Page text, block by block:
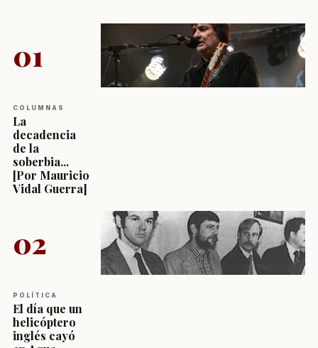
01
COLUMNAS
La
decadencia
de la
soberbia...
[Por Mauricio
Vidal Guerra]
02
POLÍTICA
El día que un
helicóptero
inglés cayó